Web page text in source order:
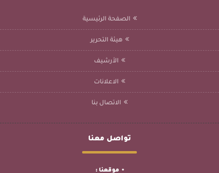
الصفحة الرئيسية
هيئة التحرير
الأرشيف
الاعلانات
الاتصال بنا
تواصل معنا
موقعنا :